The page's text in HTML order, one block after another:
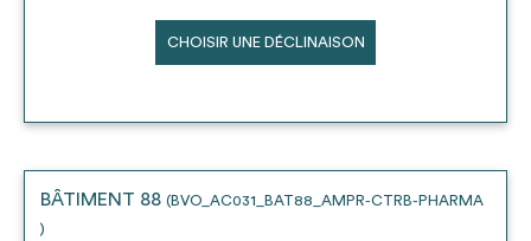
CHOISIR UNE DÉCLINAISON
BÂTIMENT 88 (BVO_AC031_BAT88_AMPR-CTRB-PHARMA
)